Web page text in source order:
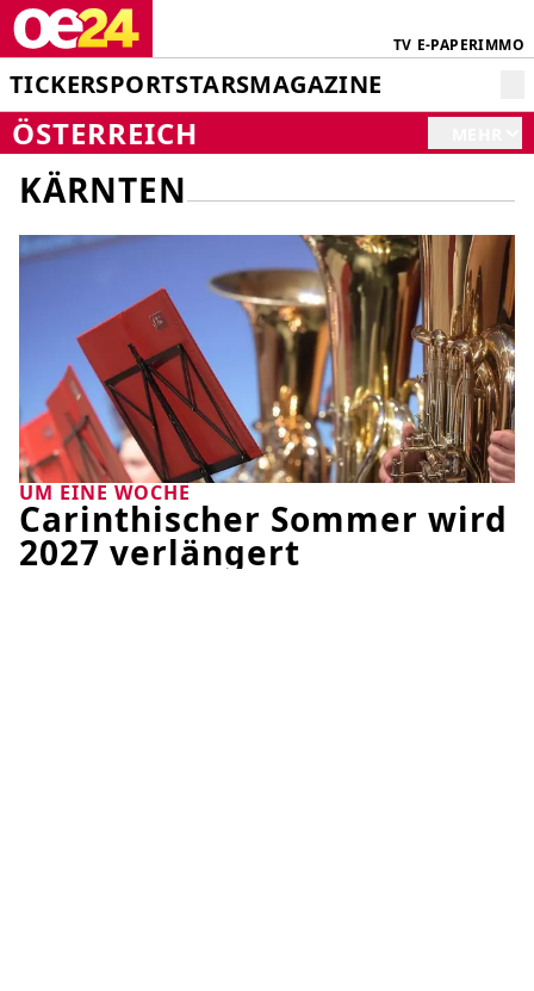
TV E-PAPERIMMO
TICKERSPORTSTARSMAGAZINE
ÖSTERREICH
KÄRNTEN
UM EINE WOCHE
Carinthischer Sommer wird
2027 verlängert